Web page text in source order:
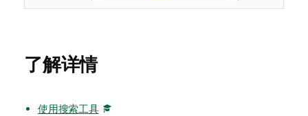
了解详情
使用搜索工具